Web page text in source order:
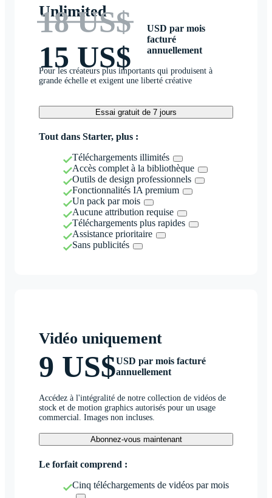
Unlimited
18 US$
15 US$
USD par mois
facturé
annuellement
Pour les créateurs plus importants qui produisent à
grande échelle et exigent une liberté créative
Essai gratuit de 7 jours
Tout dans Starter, plus :
Téléchargements illimités
Accès complet à la bibliothèque
Outils de design professionnels
Fonctionnalités IA premium
Un pack par mois
Aucune attribution requise
Téléchargements plus rapides
Assistance prioritaire
Sans publicités
Vidéo uniquement
9 US$USD par mois facturé
annuellement
Accédez à l'intégralité de notre collection de vidéos de
stock et de motion graphics autorisés pour un usage
commercial. Images non incluses.
Abonnez-vous maintenant
Le forfait comprend :
Cinq téléchargements de vidéos par mois